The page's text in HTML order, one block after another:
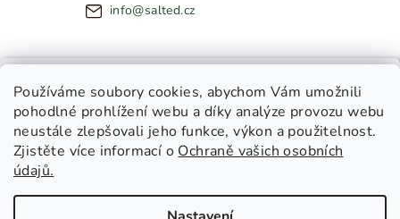
Používáme soubory cookies, abychom Vám umožnili
pohodlné prohlížení webu a díky analýze provozu webu
neustále zlepšovali jeho funkce, výkon a použitelnost.
Zjistěte více informací o Ochraně vašich osobních
údajů.
info@salted.cz
Copyright 2026SALTED. Všechna práva vyhrazena.Upravit
nastavení cookies
NOVINKY ZE SALTED
Toužíte dostávat novinky z
Salted Home